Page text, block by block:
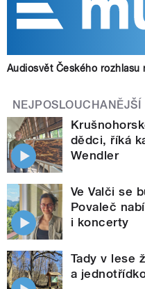
Audiosvět Českého rozhlasu
NEJPOSLOUCHANĚJŠÍ
dědci, říká
Wendler
Ve Valči se
Povaleč
i koncerty
Tady v lese
a